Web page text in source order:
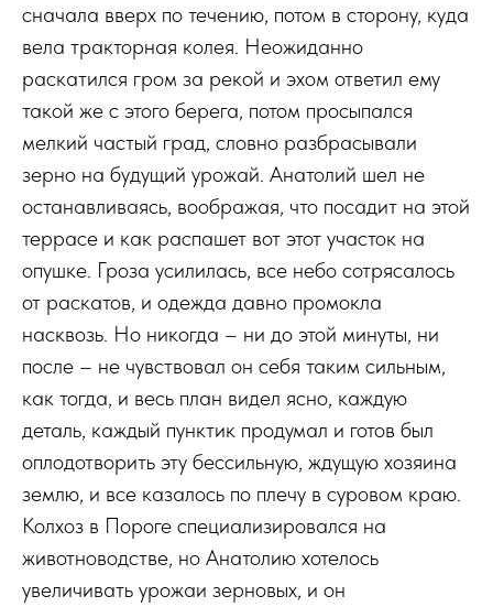
сначала вверх по течению, потом в сторону, куда
вела тракторная колея. Неожиданно
раскатился гром за рекой и эхом ответил ему
такой же с этого берега, потом просыпался
мелкий частый град, словно разбрасывали
зерно на будущий урожай. Анатолий шел не
останавливаясь, воображая, что посадит на этой
террасе и как распашет вот этот участок на
опушке. Гроза усилилась, все небо сотрясалось
от раскатов, и одежда давно промокла
насквозь. Но никогда – ни до этой минуты, ни
после – не чувствовал он себя таким сильным,
как тогда, и весь план видел ясно, каждую
деталь, каждый пунктик продумал и готов был
оплодотворить эту бессильную, ждущую хозяина
землю, и все казалось по плечу в суровом краю.
Колхоз в Пороге специализировался на
животноводстве, но Анатолию хотелось
увеличивать урожаи зерновых, и он